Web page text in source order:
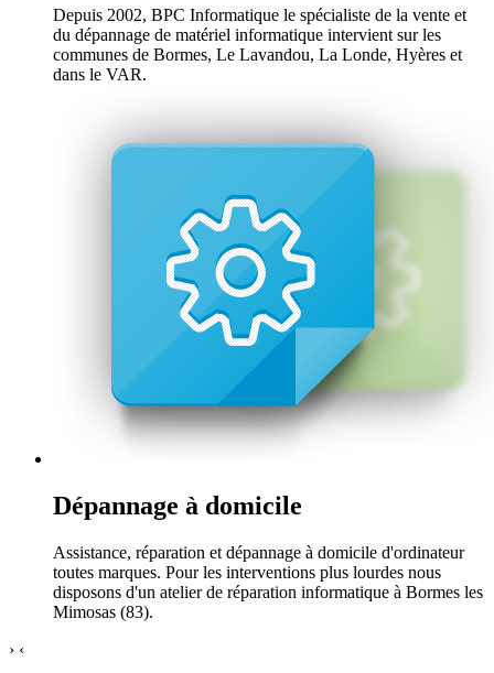
Depuis 2002, BPC Informatique le spécialiste de la vente et
du dépannage de matériel informatique intervient sur les
communes de Bormes, Le Lavandou, La Londe, Hyères et
dans le VAR.
Dépannage à domicile
Assistance, réparation et dépannage à domicile d'ordinateur
toutes marques. Pour les interventions plus lourdes nous
disposons d'un atelier de réparation informatique à Bormes les
Mimosas (83).
› ‹